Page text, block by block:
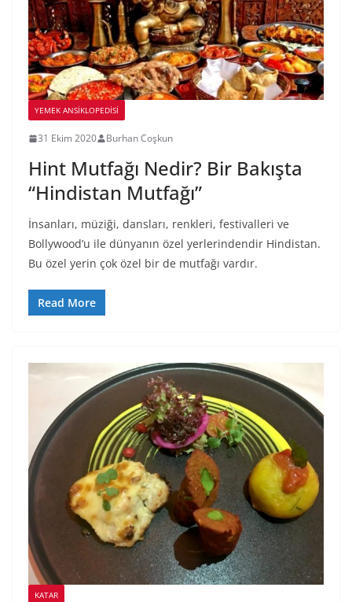
YEMEK ANSİKLOPEDİSİ
31 Ekim 2020 Burhan Coşkun
Hint Mutfağı Nedir? Bir Bakışta
“Hindistan Mutfağı”
İnsanları, müziği, dansları, renkleri, festivalleri ve
Bollywood’u ile dünyanın özel yerlerindendir Hindistan.
Bu özel yerin çok özel bir de mutfağı vardır.
Read More
KATAR